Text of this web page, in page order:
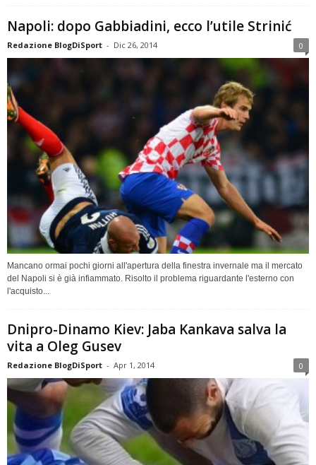
Napoli: dopo Gabbiadini, ecco l’utile Strinić
Redazione BlogDiSport - Dic 26, 2014 0
Mancano ormai pochi giorni all'apertura della finestra invernale ma il mercato
del Napoli si è già infiammato. Risolto il problema riguardante l'esterno con
l'acquisto...
Dnipro-Dinamo Kiev: Jaba Kankava salva la
vita a Oleg Gusev
Redazione BlogDiSport - Apr 1, 2014 0